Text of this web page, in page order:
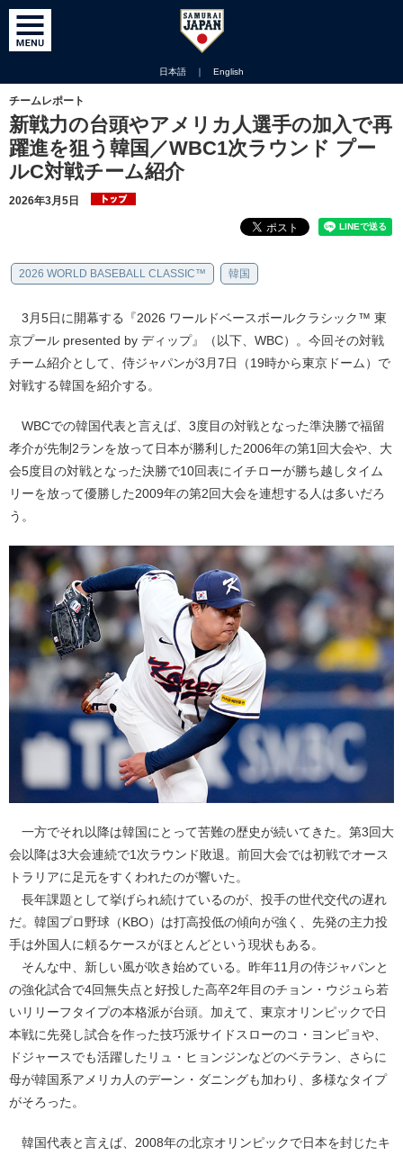
日本語 ｜ English
チームレポート
新戦力の台頭やアメリカ人選手の加入で再
躍進を狙う韓国／WBC1次ラウンド プー
ルC対戦チーム紹介
2026年3月5日
2026 WORLD BASEBALL CLASSIC™ 韓国
3月5日に開幕する『2026 ワールドベースボールクラシック™ 東
京プール presented by ディップ』（以下、WBC）。今回その対戦
チーム紹介として、侍ジャパンが3月7日（19時から東京ドーム）で
対戦する韓国を紹介する。
WBCでの韓国代表と言えば、3度目の対戦となった準決勝で福留
孝介が先制2ランを放って日本が勝利した2006年の第1回大会や、大
会5度目の対戦となった決勝で10回表にイチローが勝ち越しタイム
リーを放って優勝した2009年の第2回大会を連想する人は多いだろ
う。
一方でそれ以降は韓国にとって苦難の歴史が続いてきた。第3回大
会以降は3大会連続で1次ラウンド敗退。前回大会では初戦でオース
トラリアに足元をすくわれたのが響いた。
長年課題として挙げられ続けているのが、投手の世代交代の遅れ
だ。韓国プロ野球（KBO）は打高投低の傾向が強く、先発の主力投
手は外国人に頼るケースがほとんどという現状もある。
そんな中、新しい風が吹き始めている。昨年11月の侍ジャパンと
の強化試合で4回無失点と好投した高卒2年目のチョン・ウジュら若
いリリーフタイプの本格派が台頭。加えて、東京オリンピックで日
本戦に先発し試合を作った技巧派サイドスローのコ・ヨンピョや、
ドジャースでも活躍したリュ・ヒョンジンなどのベテラン、さらに
母が韓国系アメリカ人のデーン・ダニングも加わり、多様なタイプ
がそろった。
韓国代表と言えば、2008年の北京オリンピックで日本を封じたキ